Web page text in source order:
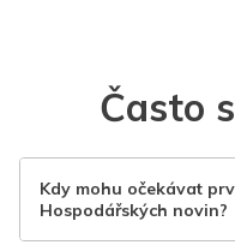
Často
Kdy mohu očekávat
Hospodářských novin?